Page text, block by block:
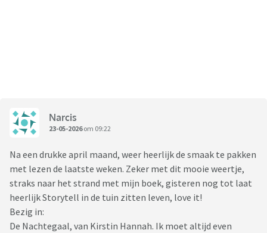
Narcis
23-05-2026om 09:22
Na een drukke april maand, weer heerlijk de smaak te pakken
met lezen de laatste weken. Zeker met dit mooie weertje,
straks naar het strand met mijn boek, gisteren nog tot laat
heerlijk Storytell in de tuin zitten leven, love it!
Bezig in:
De Nachtegaal, van Kirstin Hannah. Ik moet altijd even